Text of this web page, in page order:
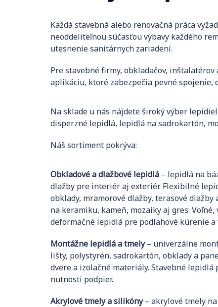
Každá stavebná alebo renovačná práca
neoddeliteľnou súčasťou výbavy každého
utesnenie sanitárnych zariadení.
Pre stavebné firmy, obkladačov,
aplikáciu, ktoré zabezpečia pevné spojenie,
Na sklade u nás nájdete široký výber
disperzné lepidlá, lepidlá na sadrokartón,
Náš sortiment pokrýva:
Obkladové a dlažbové lepidlá – lepidlá na
dlažby pre interiér aj exteriér. Flexibilné
obklady, mramorové dlažby, terasové dlažby
na keramiku, kameň, mozaiky aj gres.
deformačné lepidlá pre podlahové kúrenie
Montážne lepidlá a tmely– univerzálne
lišty, polystyrén, sadrokartón, obklady a
dvere a izolačné materiály. Stavebné lepidlá
nutnosti podpier.
Akrylové tmely a silikóny– akrylové tmely